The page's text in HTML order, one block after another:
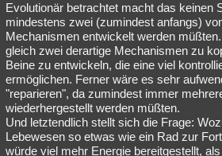
Evolutionär betrachtet macht das keinen
mindestens zwei (zumindest anfangs)
Mechanismen entwickelt werden
gleich zwei derartige Mechanismen zu
Beine zu entwickeln, die eine viel
ermöglichen. Ferner wäre es sehr
"reparieren", da zumindest immer
wiederhergestellt werden müßten.
Und letztendlich stellt sich die Frage:
Lebewesen so etwas wie ein Rad zur
würde viel mehr Energie bereitgestellt,